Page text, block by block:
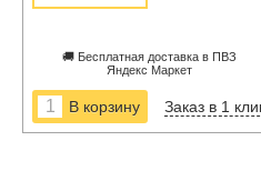
🚚 Бесплатная доставка в ПВЗ
Яндекс Маркет
Заказ в 1